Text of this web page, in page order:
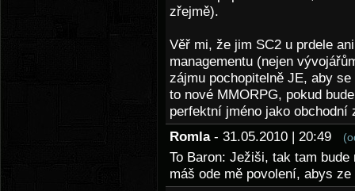
zřejmě).
Věř mi, že jim SC2 u prdele
managementu (nejen
zájmu pochopitelně JE, aby
to nové MMORPG, pokud
perfektní jméno jako
Romla - 31.05.2010 | 20:49
To Baron: Ježiši, tak tam
máš ode mě povolení, abys